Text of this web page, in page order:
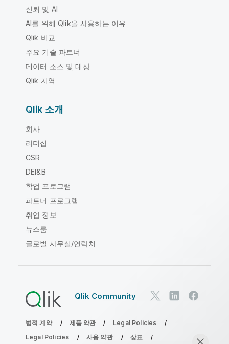
신뢰 및 AI
AI를 위해 Qlik을 사용하는 이유
Qlik 비교
주요 기술 파트너
데이터 소스 및 대상
Qlik 지역
Qlik 소개
회사
리더십
CSR
DEI&B
학업 프로그램
파트너 프로그램
취업 정보
뉴스룸
글로벌 사무실/연락처
Qlik Community
법적 계약 제품 약관
Legal Policies
Legal Policies
사용 약관 상표